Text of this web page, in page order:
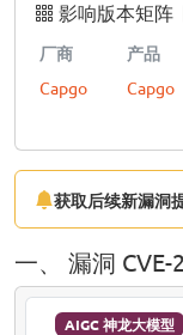
影响版本矩阵
厂商 产品
Capgo
Capgo
获取后续新漏洞
一、 漏洞
AIGC 神龙大模型